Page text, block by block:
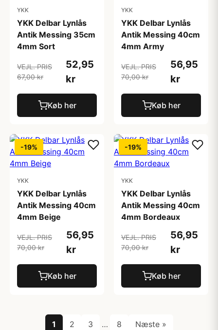
YKK
YKK Delbar Lynlås
Antik Messing 35cm
4mm Sort
VEJL. PRIS
67,00 kr
52,95
kr
Køb her
YKK
YKK Delbar Lynlås
Antik Messing 40cm
4mm Army
VEJL. PRIS
70,00 kr
56,95
kr
Køb her
-19%
YKK
YKK Delbar Lynlås
Antik Messing 40cm
4mm Beige
VEJL. PRIS
70,00 kr
56,95
kr
Køb her
-19%
YKK
YKK Delbar Lynlås
Antik Messing 40cm
4mm Bordeaux
VEJL. PRIS
70,00 kr
56,95
kr
Køb her
1 2 3 … 8 Næste »